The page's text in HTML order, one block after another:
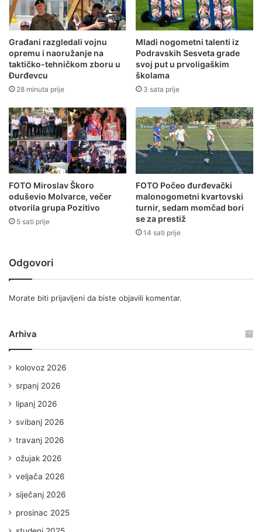
Građani razgledali vojnu
opremu i naoružanje na
taktičko-tehničkom zboru u
Đurđevcu
28 minuta prije
Mladi nogometni talenti iz
Podravskih Sesveta grade
svoj put u prvoligaškim
školama
3 sata prije
FOTO Miroslav Škoro
oduševio Molvarce, večer
otvorila grupa Pozitivo
5 sati prije
FOTO Počeo đurđevački
malonogometni kvartovski
turnir, sedam momčad bori
se za prestiž
14 sati prije
Odgovori
Morate biti prijavljeni da biste objavili komentar.
Arhiva
kolovoz 2026
srpanj 2026
lipanj 2026
svibanj 2026
travanj 2026
ožujak 2026
veljača 2026
siječanj 2026
prosinac 2025